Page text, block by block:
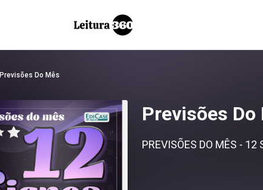
Previsões Do Mês
Previsões Do
PREVISÕES DO MÊS - 12